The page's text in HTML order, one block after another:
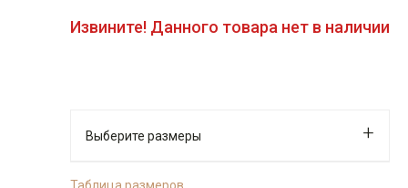
Извините! Данного товара нет в наличии
Выберите размеры